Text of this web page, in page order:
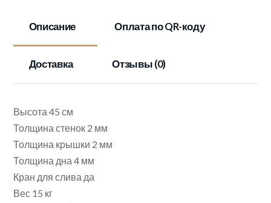
35л
Описание Оплата по QR-коду
Доставка Отзывы (0)
Высота 45 см
Толщина стенок 2 мм
Толщина крышки 2 мм
Толщина дна 4 мм
Кран для слива да
Вес 15 кг